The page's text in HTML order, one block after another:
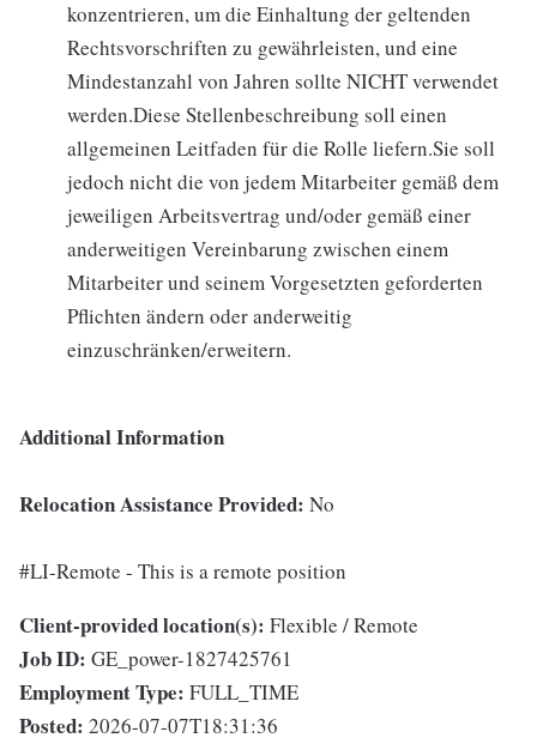
konzentrieren, um die Einhaltung der geltenden
Rechtsvorschriften zu gewährleisten, und eine
Mindestanzahl von Jahren sollte NICHT verwendet
werden.Diese Stellenbeschreibung soll einen
allgemeinen Leitfaden für die Rolle liefern.Sie soll
jedoch nicht die von jedem Mitarbeiter gemäß dem
jeweiligen Arbeitsvertrag und/oder gemäß einer
anderweitigen Vereinbarung zwischen einem
Mitarbeiter und seinem Vorgesetzten geforderten
Pflichten ändern oder anderweitig
einzuschränken/erweitern.
Additional Information
Relocation Assistance Provided: No
#LI-Remote - This is a remote position
Client-provided location(s): Flexible / Remote
Job ID: GE_power-1827425761
Employment Type: FULL_TIME
Posted: 2026-07-07T18:31:36